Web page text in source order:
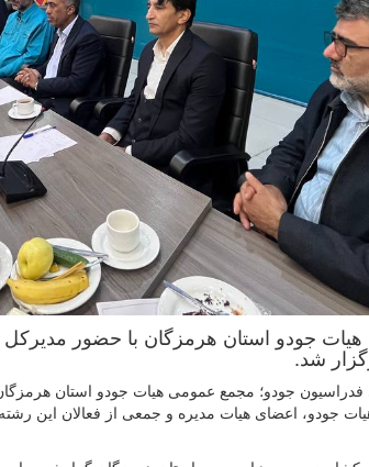
جودو استان هرمزگان با حضور
شد.
جودو؛ مجمع عمومی هیات جودو استان
جودو، اعضای هیات مدیره و جمعی از فعالان این